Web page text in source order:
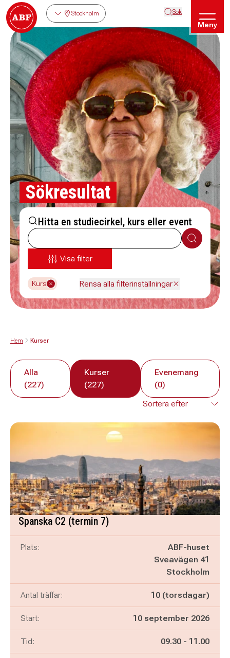
Stockholm Sök
Meny
Sökresultat
Hitta en studiecirkel, kurs eller event
Sök
Visa filter
Kurs Rensa alla filterinställningar
Hem Kurser
Alla
(227)
Kurser
(227)
Evenemang
(0)
Spanska C2 (termin 7)
Plats:
ABF-huset
Sveavägen 41
Stockholm
Antal träffar: 10 (torsdagar)
Start: 10 september 2026
Tid: Pågår mellan
09.30 - och
11.00